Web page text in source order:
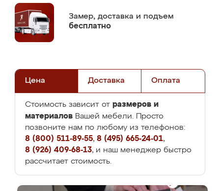
Замер, доставка и подъем
бесплатно
Цена Доставка Оплата
Стоимость зависит от размеров и
материалов Вашей мебели. Просто
позвоните нам по любому из телефонов:
8 (800) 511-89-55, 8 (495) 665-24-01,
8 (926) 409-68-13, и наш менеджер быстро
рассчитает стоимость.